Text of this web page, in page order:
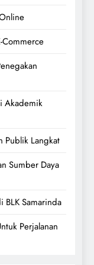
Commerce
Akademik
Publik Langkat
Sumber Daya
BLK Samarinda
Perjalanan